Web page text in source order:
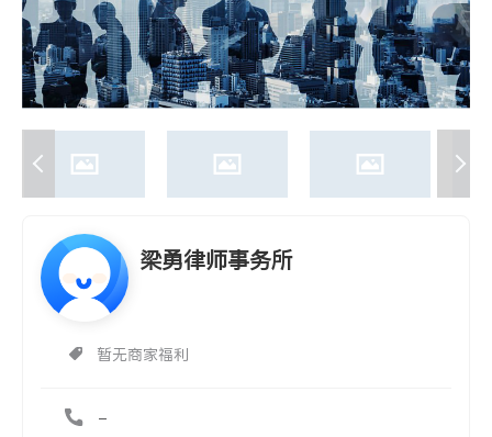
养老 非盈利组织
梁勇律师事务所
暂无商家福利
-